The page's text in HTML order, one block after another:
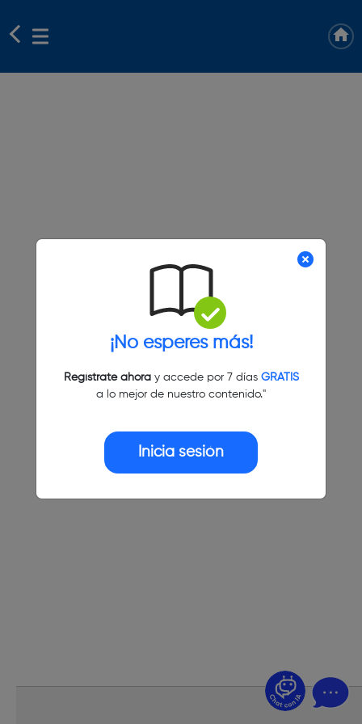
¡No esperes más!
Regístrate ahoray accede por 7 días GRATIS
a lo mejor de nuestro contenido."
Inicia sesión